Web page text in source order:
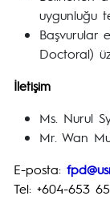
uygunluğu
Başvurular
Doctoral)
İletişim
Ms. Nurul
Mr. Wan
E-posta:
Tel: +604-653